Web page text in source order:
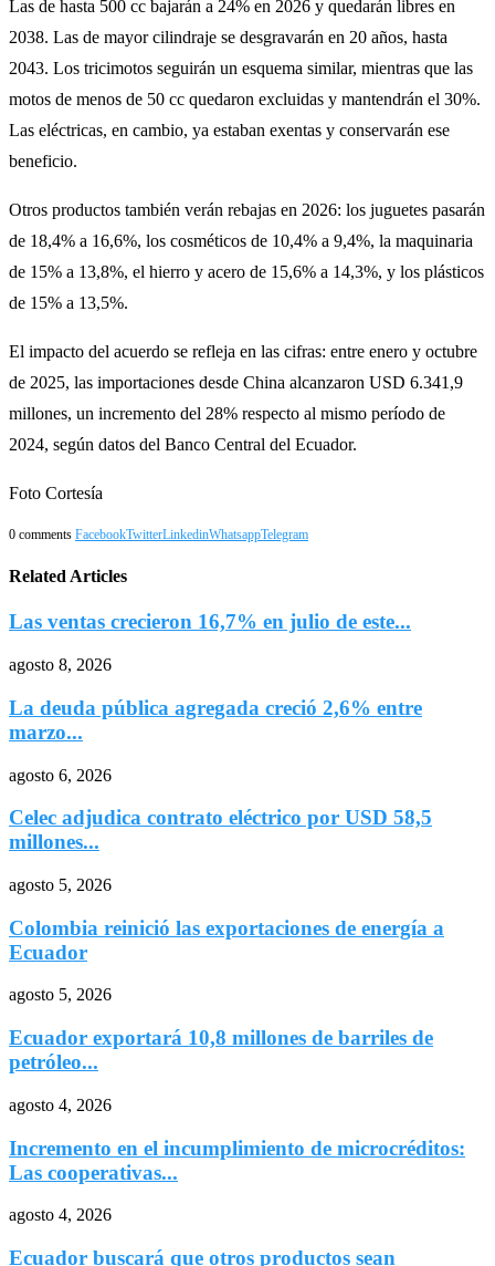
Las de hasta 500 cc bajarán a 24% en 2026 y quedarán libres en
2038. Las de mayor cilindraje se desgravarán en 20 años, hasta
2043. Los tricimotos seguirán un esquema similar, mientras que las
motos de menos de 50 cc quedaron excluidas y mantendrán el 30%.
Las eléctricas, en cambio, ya estaban exentas y conservarán ese
beneficio.
Otros productos también verán rebajas en 2026: los juguetes pasarán
de 18,4% a 16,6%, los cosméticos de 10,4% a 9,4%, la maquinaria
de 15% a 13,8%, el hierro y acero de 15,6% a 14,3%, y los plásticos
de 15% a 13,5%.
El impacto del acuerdo se refleja en las cifras: entre enero y octubre
de 2025, las importaciones desde China alcanzaron USD 6.341,9
millones, un incremento del 28% respecto al mismo período de
2024, según datos del Banco Central del Ecuador.
Foto Cortesía
0 comments FacebookTwitterLinkedinWhatsappTelegram
Related Articles
Las ventas crecieron 16,7% en julio de este...
agosto 8, 2026
La deuda pública agregada creció 2,6% entre
marzo...
agosto 6, 2026
Celec adjudica contrato eléctrico por USD 58,5
millones...
agosto 5, 2026
Colombia reinició las exportaciones de energía a
Ecuador
agosto 5, 2026
Ecuador exportará 10,8 millones de barriles de
petróleo...
agosto 4, 2026
Incremento en el incumplimiento de microcréditos:
Las cooperativas...
agosto 4, 2026
Ecuador buscará que otros productos sean